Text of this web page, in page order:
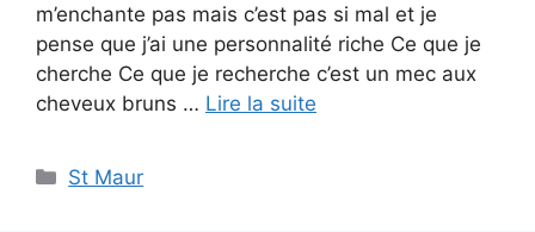
m’enchante pas mais c’est pas si mal et je
pense que j’ai une personnalité riche Ce que je
cherche Ce que je recherche c’est un mec aux
cheveux bruns … Lire la suite
Catégories
St Maur